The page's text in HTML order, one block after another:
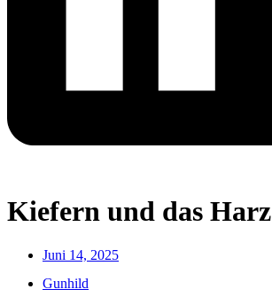
Kiefern und das Harz
Juni 14, 2025
Gunhild